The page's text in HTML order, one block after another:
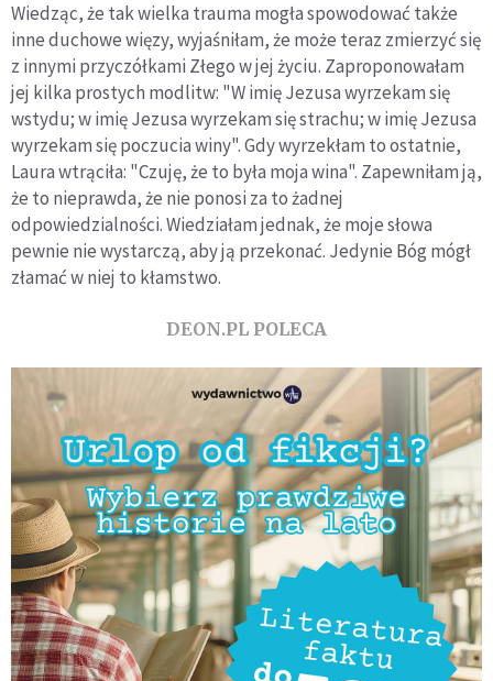
Wiedząc, że tak wielka trauma mogła spowodować także
inne duchowe więzy, wyjaśniłam, że może teraz zmierzyć się
z innymi przyczółkami Złego w jej życiu. Zaproponowałam
jej kilka prostych modlitw: "W imię Jezusa wyrzekam się
wstydu; w imię Jezusa wyrzekam się strachu; w imię Jezusa
wyrzekam się poczucia winy". Gdy wyrzekłam to ostatnie,
Laura wtrąciła: "Czuję, że to była moja wina". Zapewniłam ją,
że to nieprawda, że nie ponosi za to żadnej
odpowiedzialności. Wiedziałam jednak, że moje słowa
pewnie nie wystarczą, aby ją przekonać. Jedynie Bóg mógł
złamać w niej to kłamstwo.
DEON.PL POLECA